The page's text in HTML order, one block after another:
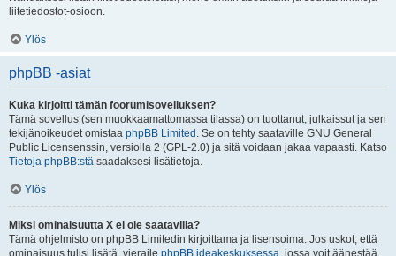
liitetiedostot-osioon.
Ylös
phpBB -asiat
Kuka kirjoitti tämän foorumisovelluksen?
Tämä sovellus (sen muokkaamattomassa tilassa) on tuottanut, julkaissut ja sen
tekijänoikeudet omistaa phpBB Limited . Se on tehty saataville GNU General
Public Licensenssin, versiolla 2 (GPL-2.0) ja sitä voidaan jakaa vapaasti. Katso
Tietoja phpBB:stä saadaksesi lisätietoja.
Ylös
Miksi ominaisuutta X ei ole saatavilla?
Tämä ohjelmisto on phpBB Limitedin kirjoittama ja lisensoima. Jos uskot, että
ominaisuus tulisi lisätä, vieraile phpBB ideakeskuksessa, jossa voit äänestää